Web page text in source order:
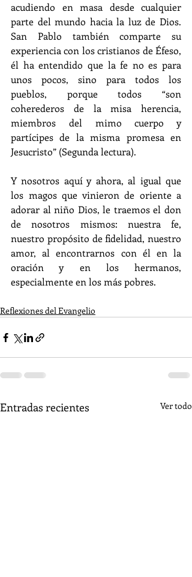
acudiendo en masa desde cualquier
parte del mundo hacia la luz de Dios.
San Pablo también comparte su
experiencia con los cristianos de Éfeso,
él ha entendido que la fe no es para
unos pocos, sino para todos los
pueblos, porque todos “son
coherederos de la misa herencia,
miembros del mimo cuerpo y
partícipes de la misma promesa en
Jesucristo” (Segunda lectura).
Y nosotros aquí y ahora, al igual que
los magos que vinieron de oriente a
adorar al niño Dios, le traemos el don
de nosotros mismos: nuestra fe,
nuestro propósito de fidelidad, nuestro
amor, al encontrarnos con él en la
oración y en los hermanos,
especialmente en los más pobres.
Reflexiones del Evangelio
Entradas recientes Ver todo